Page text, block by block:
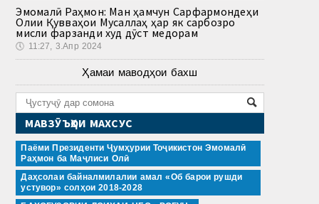
Эмомалӣ Раҳмон: Ман ҳамчун Сарфармондеҳи
Олии Қувваҳои Мусаллаҳ ҳар як сарбозро
мисли фарзанди худ дӯст медорам
🕔 11:27, 3.Апр 2024
Ҳамаи маводҳои бахш
МАВЗӮЪҲОИ МАХСУС
Паёми Президенти Ҷумҳурии Тоҷикистон Эмомалӣ
Раҳмон ба Маҷлиси Олӣ
Даҳсолаи байналмилалии амал «Об барои рушди
устувор» солҳои 2018-2028